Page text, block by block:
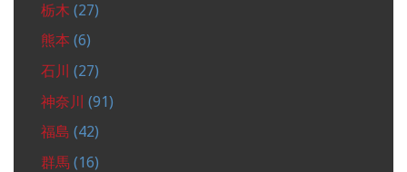
栃木 (27)
熊本 (6)
石川 (27)
神奈川 (91)
福島 (42)
群馬 (16)